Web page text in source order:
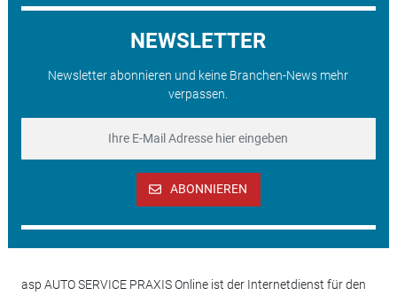
NEWSLETTER
Newsletter abonnieren und keine Branchen-News mehr
verpassen.
ABONNIEREN
asp AUTO SERVICE PRAXIS Online ist der Internetdienst für den